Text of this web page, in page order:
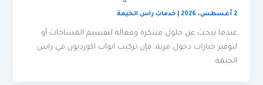
2 أغسطس، 2026 |خدمات راس الخيمة
عندما تبحث عن حلول مبتكرة وفعالة لتقسيم المساحات أو
لتوفير خيارات دخول مرنة، فإن تركيب ابواب اكورديون في راس
الخيمة